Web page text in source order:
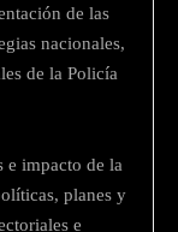
de las
nacionales,
de la Policía
e impacto de la
planes y
e